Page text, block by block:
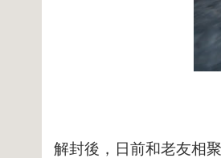
解封後，日前和老友相